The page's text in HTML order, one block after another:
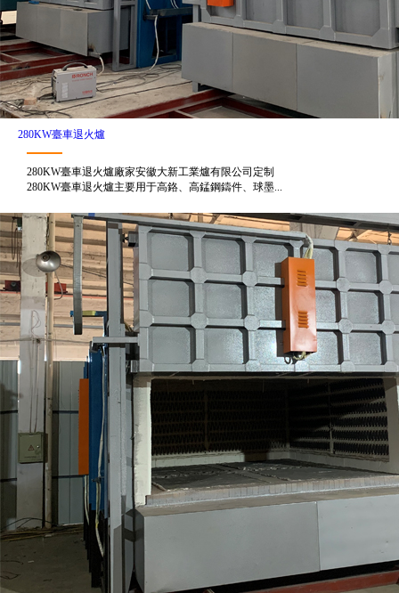
280KW臺車退火爐
280KW臺車退火爐廠家安徽大新工業爐有限公司定制
280KW臺車退火爐主要用于高鉻、高錳鋼鑄件、球墨...